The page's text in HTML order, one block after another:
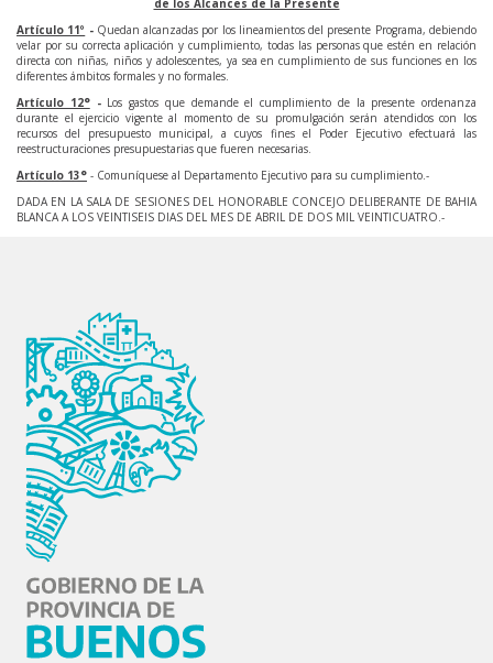
de los Alcances de la Presente
Artículo 11º -Quedan alcanzadas por los lineamientos del presente Programa, debiendo
velar por su correcta aplicación y cumplimiento, todas las personas que estén en relación
directa con niñas, niños y adolescentes, ya sea en cumplimiento de sus funciones en los
diferentes ámbitos formales y no formales.
Artículo 12°-Los gastos que demande el cumplimiento de la presente ordenanza
durante el ejercicio vigente al momento de su promulgación serán atendidos con los
recursos del presupuesto municipal, a cuyos fines el Poder Ejecutivo efectuará las
reestructuraciones presupuestarias que fueren necesarias.
Artículo 13° - Comuníquese al Departamento Ejecutivo para su cumplimiento.-
DADA EN LA SALA DE SESIONES DEL HONORABLE CONCEJO DELIBERANTE DE BAHIA
BLANCA A LOS VEINTISEIS DIAS DEL MES DE ABRIL DE DOS MIL VEINTICUATRO.-